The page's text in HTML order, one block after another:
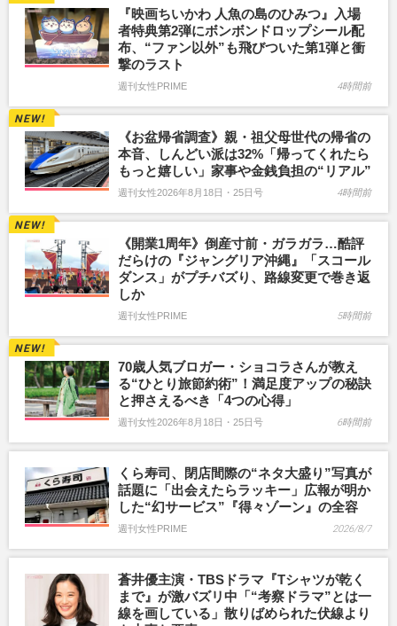
『映画ちいかわ 人魚の島のひみつ』入場
者特典第2弾にボンボンドロップシール配
布、“ファン以外”も飛びついた第1弾と衝
撃のラスト
週刊女性PRIME 4時間前
《お盆帰省調査》親・祖父母世代の帰省の
本音、しんどい派は32%「帰ってくれたら
もっと嬉しい」家事や金銭負担の“リアル”
週刊女性2026年8月18日・25日号 4時間前
《開業1周年》倒産寸前・ガラガラ…酷評
だらけの『ジャングリア沖縄』「スコール
ダンス」がプチバズり、路線変更で巻き返
しか
週刊女性PRIME 5時間前
70歳人気ブロガー・ショコラさんが教え
る“ひとり旅節約術”！満足度アップの秘訣
と押さえるべき「4つの心得」
週刊女性2026年8月18日・25日号 6時間前
くら寿司、閉店間際の“ネタ大盛り”写真が
話題に「出会えたらラッキー」広報が明か
した“幻サービス”『得々ゾーン』の全容
週刊女性PRIME 2026/8/7
蒼井優主演・TBSドラマ『Tシャツが乾く
まで』が激バズリ中「“考察ドラマ”とは一
線を画している」散りばめられた伏線より